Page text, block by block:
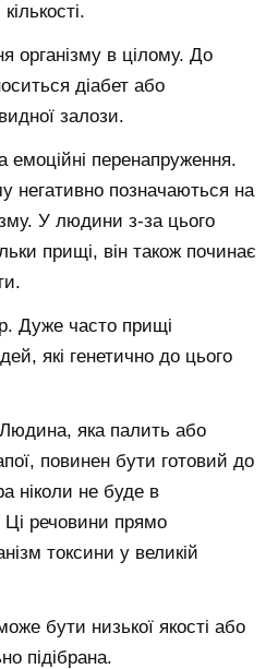
організму в цілому. До
діабет або
залози.
емоційні перенапруження.
негативно позначаються на
У людини з-за цього
прищі, він також починає
Дуже часто прищі
які генетично до цього
яка палить або
повинен бути готовий до
ніколи не буде в
Ці речовини прямо
токсини у великій
бути низької якості або
підібрана.